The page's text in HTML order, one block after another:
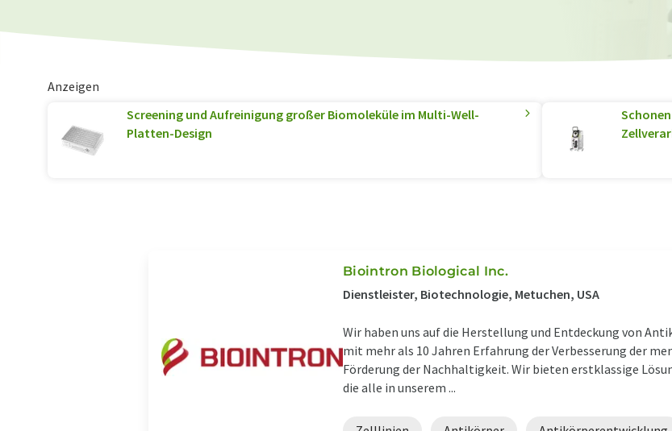
Anzeigen
Screening und Aufreinigung großer Biomoleküle im Multi-Well-
Platten-Design
Biointron Biological Inc.
Dienstleister, Biotechnologie, Metuchen, USA
Wir haben uns auf die Herstellung und Entdeckung von
mit mehr als 10 Jahren Erfahrung der Verbesserung der
Förderung der Nachhaltigkeit. Wir bieten erstklassige
die alle in unserem ...